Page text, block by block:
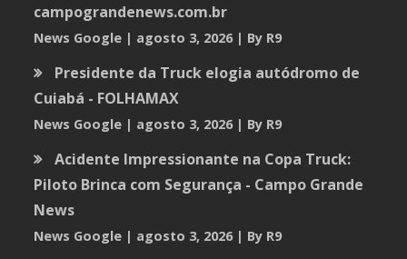
campograndenews.com.br
News Google agosto 3, 2026 By R9
Presidente da Truck elogia autódromo de
Cuiabá - FOLHAMAX
News Google agosto 3, 2026 By R9
Acidente Impressionante na Copa Truck:
Piloto Brinca com Segurança - Campo Grande
News
News Google agosto 3, 2026 By R9